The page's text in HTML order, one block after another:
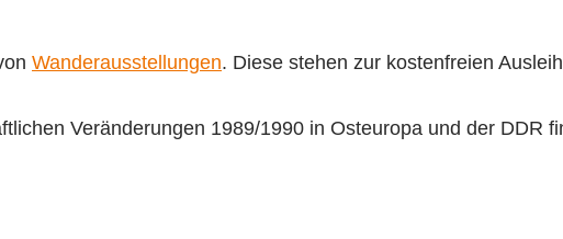
Wanderausstellungen. Diese stehen zur kostenfreien
Veränderungen 1989/1990 in Osteuropa und der DDR